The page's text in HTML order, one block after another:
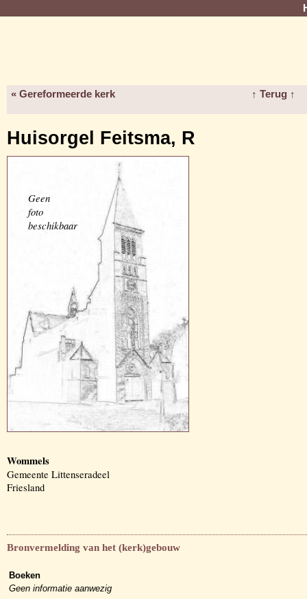
« Gereformeerde kerk ↑ Terug ↑
Huisorgel Feitsma, R
Geen
foto
beschikbaar
Wommels
Gemeente Littenseradeel
Friesland
Bronvermelding van het (kerk)gebouw
Boeken
Geen informatie aanwezig